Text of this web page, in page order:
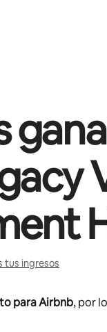
tus ingresos
para Airbnb, por